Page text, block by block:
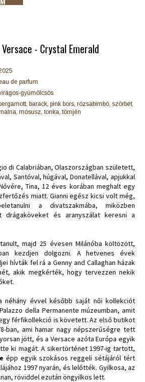
- Crystal Emerald
de parfum
gyümölcsös
bergamott, barack, pink bors, rózsabimbó, szörbet,
mósusz, tonka, tömjén
di Calabriában, Olaszországban született,
Santóval, húgával, Donatellával, apjukkal
Tina, 12 éves korában meghalt egy
miatt. Gianni egész kicsi volt még,
a divatszakmába, miközben
drágaköveket és aranyszálat keresni a
majd 25 évesen Milánóba költözött,
kezdjen dolgozni. A hetvenes évek
hívták fel rá a Genny and Callaghan házak
akik megkérték, hogy tervezzen nekik
néhány évvel később saját női kollekciót
della Permanente múzeumban, amit
férfikollekció is követett. Az első butikot
ban, ami hamar nagy népszerűségre tett
jött, és a Versace azóta Európa egyik
ki magát. A sikertörténet 1997-ig tartott,
épp egyik szokásos reggeli sétájáról tért
1997 nyarán, és lelőtték. Gyilkosa, az
röviddel ezután öngyilkos lett.